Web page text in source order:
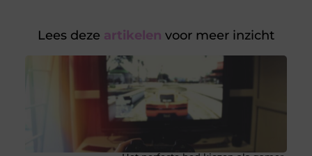
Lees deze artikelen voor meer inzicht